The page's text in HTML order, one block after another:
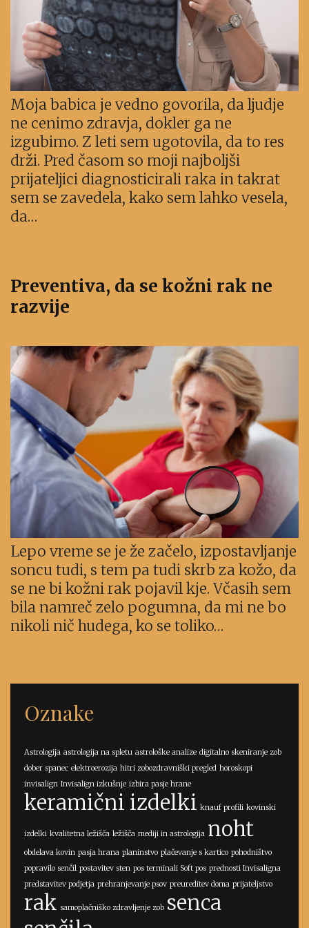
Moja babica je vedno govorila, da ljudje
ne cenimo zdravja, dokler ga ne
izgubimo. Z leti sem ugotovila, da to res
drži. Pred časom so moji najboljši
prijateljici diagnosticirali raka in takrat
sem se zavedela, kako sem lahko vesela,
da…
Preventiva, da se kožni rak ne
razvije
Lepo vreme se je že začelo, izpostavljanje
soncu tudi, s tem pa tudi skrb za kožo, da
se ne bi kožni rak pojavil kje. Včasih sem
bila namreč zelo pogumna, da mi ne bo
nikoli nič hudega, ko se toliko…
Oznake
Astrologija astrologija na spletu astrološke analize digitalno skeniranje zob
dober spanec elektroerozija hitri zobozdravniški pregled horoskopi
invisalign Invisalign izkušnje izbira pasje hrane
keramični izdelki knauf profili kovinski
izdelki kvalitetna ležišča ležišča mediji in astrologija noht
obdelava kovin pasja hrana planinstvo plačevanje s kartico pohodništvo
popravilo senčil postavitev sten pos terminali Soft pos prednosti Invisaligna
predstavitev podjetja prehranjevanje psov preureditev doma prijateljstvo
rak samoplačniško zdravljenje zob senca